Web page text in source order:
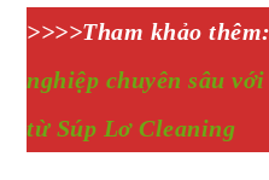
>>>>Tham khảo thêm:
nghiệp chuyên sâu
từ Súp Lơ Cleaning